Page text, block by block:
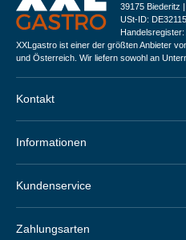
39175 Biederitz
USt-ID:
XXLgastro ist einer der größten Anbieter
und Österreich. Wir liefern sowohl an
Kontakt
Informationen
Kundenservice
Zahlungsarten